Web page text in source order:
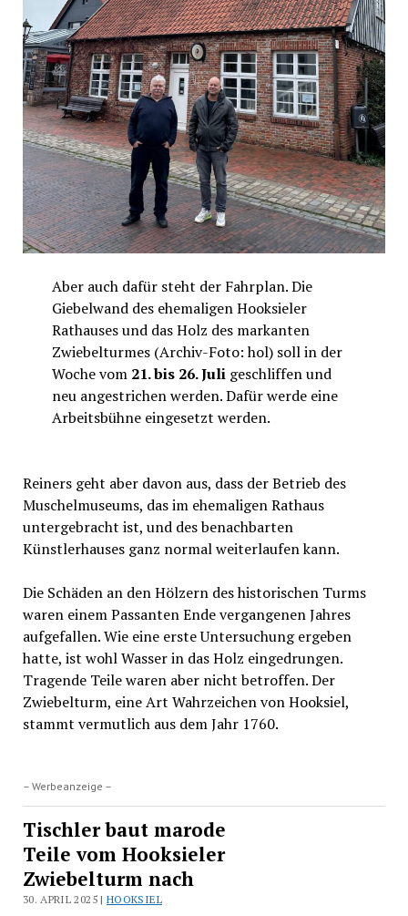
Aber auch dafür steht der Fahrplan. Die
Giebelwand des ehemaligen Hooksieler
Rathauses und das Holz des markanten
Zwiebelturmes (Archiv-Foto: hol) soll in der
Woche vom21. bis 26. Juligeschliffen und
neu angestrichen werden. Dafür werde eine
Arbeitsbühne eingesetzt werden.
Reiners geht aber davon aus, dass der Betrieb des
Muschelmuseums, das im ehemaligen Rathaus
untergebracht ist, und des benachbarten
Künstlerhauses ganz normal weiterlaufen kann.
Die Schäden an den Hölzern des historischen Turms
waren einem Passanten Ende vergangenen Jahres
aufgefallen. Wie eine erste Untersuchung ergeben
hatte, ist wohl Wasser in das Holz eingedrungen.
Tragende Teile waren aber nicht betroffen. Der
Zwiebelturm, eine Art Wahrzeichen von Hooksiel,
stammt vermutlich aus dem Jahr 1760.
– Werbeanzeige –
Tischler baut marode
Teile vom Hooksieler
Zwiebelturm nach
30. APRIL 2025 |HOOKSIEL